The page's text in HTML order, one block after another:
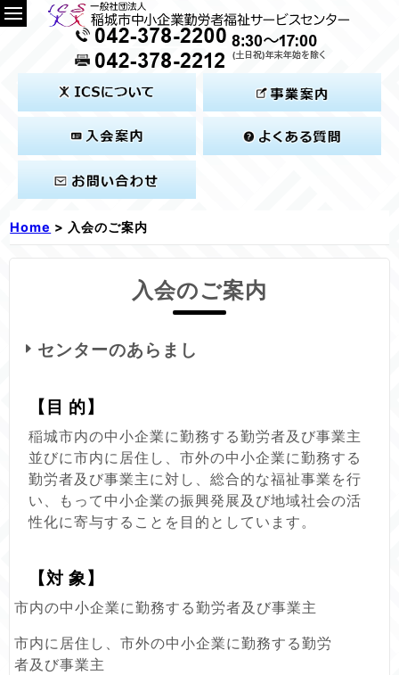
Home > 入会のご案内
入会のご案内
センターのあらまし
【目 的】
稲城市内の中小企業に勤務する勤労者及び事業主
並びに市内に居住し、市外の中小企業に勤務する
勤労者及び事業主に対し、総合的な福祉事業を行
い、もって中小企業の振興発展及び地域社会の活
性化に寄与することを目的としています。
【対 象】
市内の中小企業に勤務する勤労者及び事業主
市内に居住し、市外の中小企業に勤務する勤労
者及び事業主